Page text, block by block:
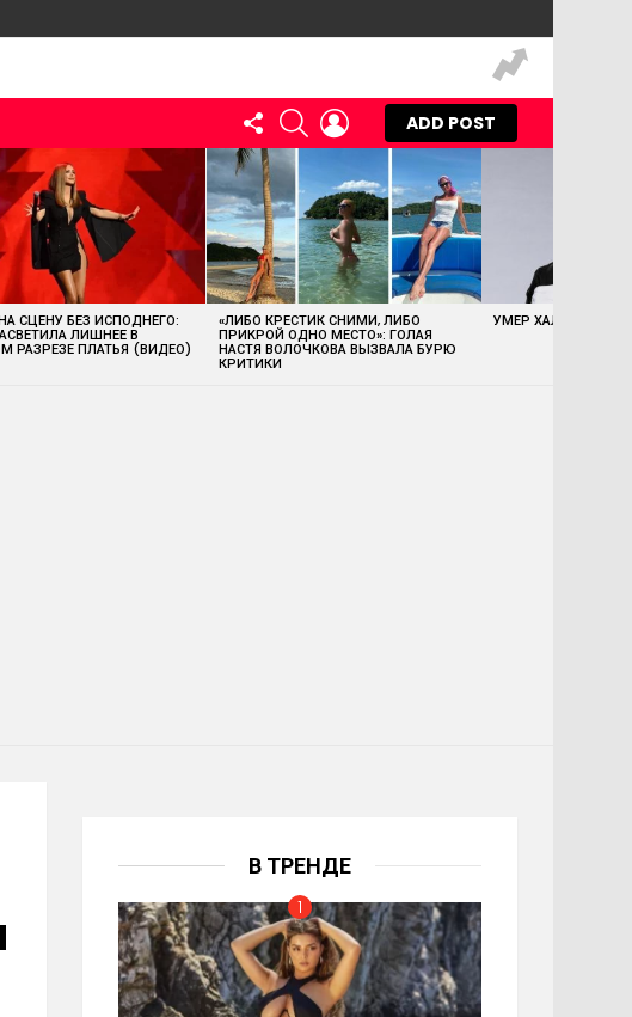
FOLLOW
US
SEARCHLOGIN
ADD POST
СЦЕНУ БЕЗ ИСПОДНЕГО:
ЛИШНЕЕ В
РАЗРЕЗЕ ПЛАТЬЯ (ВИДЕО)
«ЛИБО КРЕСТИК СНИМИ, ЛИБО
ПРИКРОЙ ОДНО МЕСТО»: ГОЛАЯ
НАСТЯ ВОЛОЧКОВА ВЫЗВАЛА БУРЮ
КРИТИКИ
УМЕР ХАЛК ХОГАН
В ТРЕНДЕ